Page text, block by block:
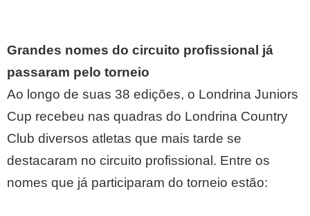
Grandes nomes do circuito profissional já
passaram pelo torneio
Ao longo de suas 38 edições, o Londrina Juniors
Cup recebeu nas quadras do Londrina Country
Club diversos atletas que mais tarde se
destacaram no circuito profissional. Entre os
nomes que já participaram do torneio estão: